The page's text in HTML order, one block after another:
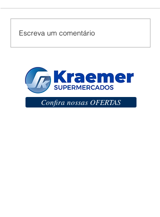
Escreva um comentário
Confira nossas OFERTAS